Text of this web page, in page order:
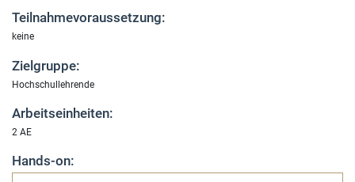
Teilnahmevoraussetzung:
keine
Zielgruppe:
Hochschullehrende
Arbeitseinheiten:
2 AE
Hands-on: